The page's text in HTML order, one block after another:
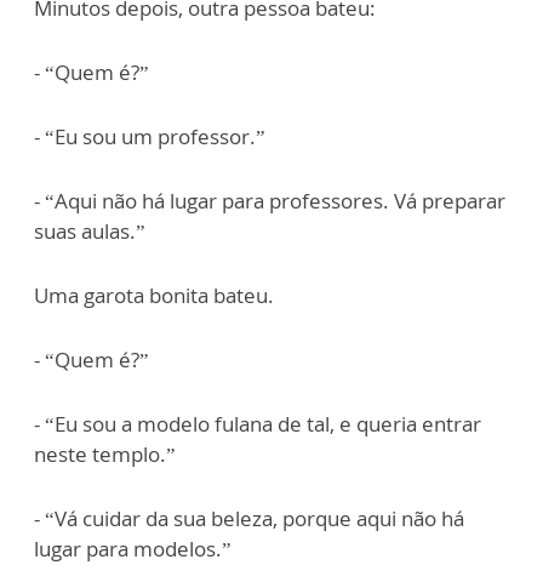
Minutos depois, outra pessoa bateu:
- “Quem é?”
- “Eu sou um professor.”
- “Aqui não há lugar para professores. Vá preparar
suas aulas.”
Uma garota bonita bateu.
- “Quem é?”
- “Eu sou a modelo fulana de tal, e queria entrar
neste templo.”
- “Vá cuidar da sua beleza, porque aqui não há
lugar para modelos.”